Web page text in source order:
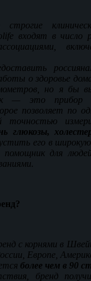
входят в число
о здоровье
но я бы
— это прибор
позволяет по
точностью
глюкозы,
его в
для
с корнями в
Европе,
более чем в 90
бренд